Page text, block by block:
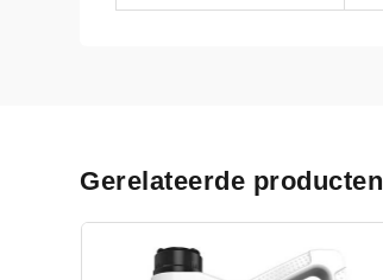
Gerelateerde producten